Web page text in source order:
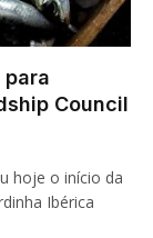
Council
hoje o início da
Ibérica